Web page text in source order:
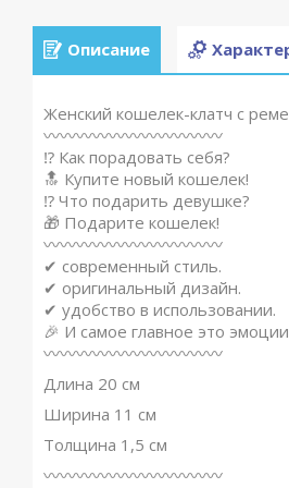
Описание
Женский кошелек-клатч с
〰〰〰〰〰〰〰〰〰〰〰
⁉ Как порадовать себя?
🔝 Купите новый кошелек!
⁉ Что подарить девушке?
🎁 Подарите кошелек!
〰〰〰〰〰〰〰〰〰〰〰
✔ современный стиль.
✔ оригинальный дизайн.
✔ удобство в использовании.
🎉 И самое главное это
〰〰〰〰〰〰〰〰〰〰〰
Длина 20 см
Ширина 11 см
Толщина 1,5 см
〰〰〰〰〰〰〰〰〰〰〰